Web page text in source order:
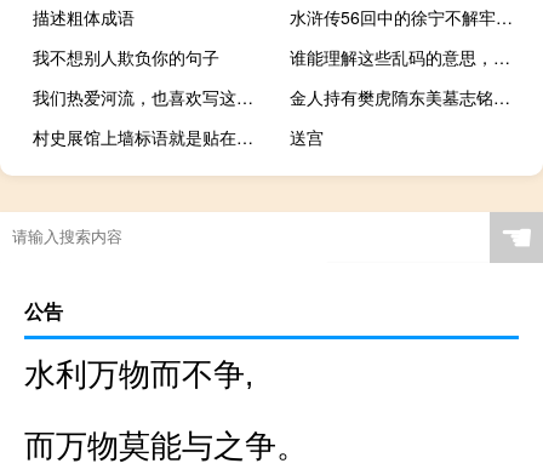
描述粗体成语
水浒传56回中的徐宁不解牢笼计的意思
我不想别人欺负你的句子
谁能理解这些乱码的意思，重要的EMAIL，谢谢
我们热爱河流，也喜欢写这样的文字
金人持有樊虎隋东美墓志铭的称号
村史展馆上墙标语就是贴在墙上的字，
送宫
☚
公告
水利万物而不争,
而万物莫能与之争。